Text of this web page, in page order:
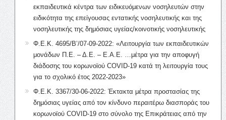
εκπαιδευτικά κέντρα των ειδικευόμενων νοσηλευτών στην
ειδικότητα της επείγουσας εντατικής νοσηλευτικής και της
νοσηλευτικής της δημόσιας υγείας/κοινοτικής νοσηλευτικής
Φ.Ε.Κ. 4695/Β’/07-09-2022: «Λειτουργία των εκπαιδευτικών
μονάδων Π.Ε. – Δ.Ε. – Ε.Α.Ε. …μέτρα για την αποφυγή
διάδοσης του κορωνοϊού COVID-19 κατά τη λειτουργία τους
για το σχολικό έτος 2022-2023»
Φ.Ε.Κ. 3367/30-06-2022: Έκτακτα μέτρα προστασίας της
δημόσιας υγείας από τον κίνδυνο περαιτέρω διασποράς του
κορωνοϊού COVID-19 στο σύνολο της Επικράτειας από την